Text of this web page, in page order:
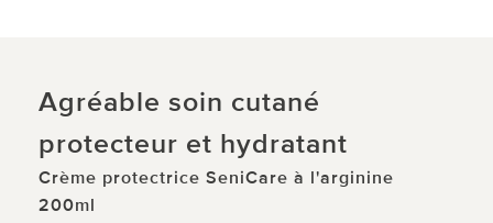
Agréable soin cutané
protecteur et hydratant
Crème protectrice SeniCare à l'arginine
200ml